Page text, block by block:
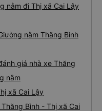
nằm đi Thị xã Cai Lậy
nằm Thăng Bình
giá nhà xe Thăng
nằm
xã Cai Lậy
Bình - Thị xã Cai